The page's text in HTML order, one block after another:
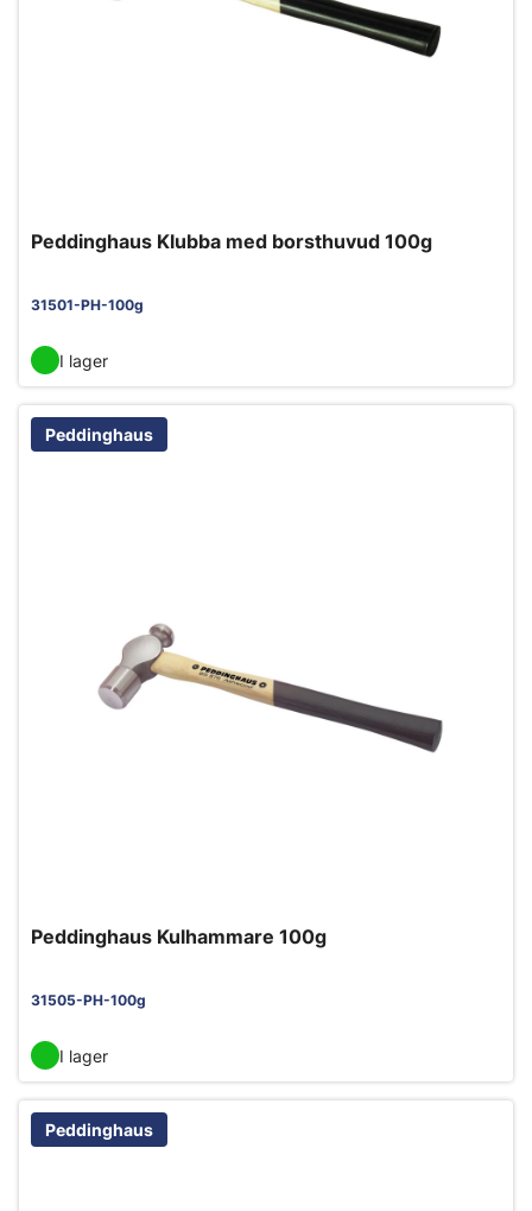
Peddinghaus Klubba med borsthuvud 100g
31501-PH-100g
I lager
Peddinghaus
Peddinghaus Kulhammare 100g
31505-PH-100g
I lager
Peddinghaus